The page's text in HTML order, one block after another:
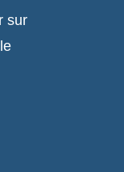
sur